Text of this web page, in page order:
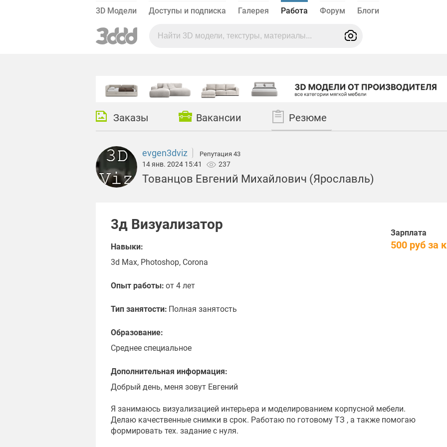
3D Модели Доступы и подписка Галерея Работа Форум Блоги
Заказы Вакансии Резюме
evgen3dviz Репутация 43
14 янв. 2024 15:41 237
Тованцов Евгений Михайлович (Ярославль)
Зарплата
500 руб за
3д Визуализатор
Навыки:
3d Max, Photoshop, Corona
Опыт работы: от 4 лет
Тип занятости: Полная занятость
Образование:
Среднее специальное
Дополнительная информация:
Добрый день, меня зовут Евгений
Я занимаюсь визуализацией интерьера и моделированием корпусной мебели.
Делаю качественные снимки в срок. Работаю по готовому ТЗ , а также помогаю
формировать тех. задание с нуля.